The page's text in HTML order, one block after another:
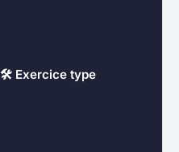
🛠️ Exercice type